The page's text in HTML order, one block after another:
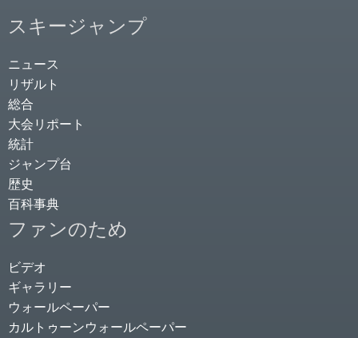
スキージャンプ
ニュース
リザルト
総合
大会リポート
統計
ジャンプ台
歴史
百科事典
ファンのため
ビデオ
ギャラリー
ウォールペーパー
カルトゥーンウォールペーパー